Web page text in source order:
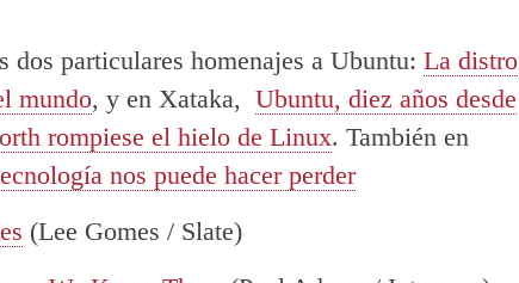
dos particulares homenajes a Ubuntu: La distro
mundo, y en Xataka, Ubuntu, diez años desde
rompiese el hielo de Linux. También en
nos puede hacer perder
(Lee Gomes / Slate)